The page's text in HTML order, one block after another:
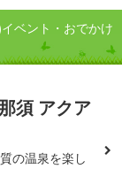
ベント・おでかけ
須 アクア
の温泉を楽し